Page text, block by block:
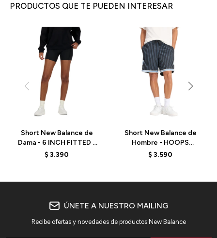
PRODUCTOS QUE TE PUEDEN INTERESAR
Short New Balance de
Dama - 6 INCH FITTED -
WS41271BK - BLACK
$ 3.390
Short New Balance de
Hombre - HOOPS
PRINTED - MS44588BK -
$ 3.590
ÚNETE A NUESTRO MAILING
Recibe ofertas y novedades de productos New Balance